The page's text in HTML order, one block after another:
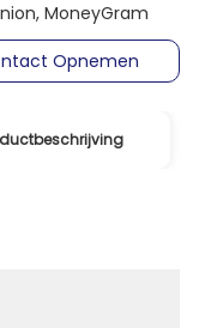
MoneyGram
Opnemen